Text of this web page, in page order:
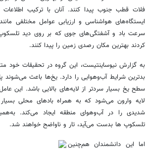
فلات قطب جنوب پیدا کنند. آنان با ترکیب
ایستگاه‌های هواشناسی و ارزیابی عوامل مختلفی
سرعت باد و آشفتگی‌های جوی که بر روی دید
کردند بهترین مکان رصدی زمین را پیدا کنند.
به گزارش نیوساینتیست، این گروه در تحقیقات خود
بدترین شرایط آب‌وهوایی را دارد. یخ‌ها باعث می‌شوند
سطح یخ بسیار سردتر از لایه‌های بالایی باشد. این
لایه وارون می‌شود که به همراه بادهای محلی
شدیدی را در آب‌وهوای منطقه ایجاد می‌کند.
تلسکوپ ها بدست می‌آید، تار و ناواضح خواهند شد.
اما این دانشمندان هم‌چنین